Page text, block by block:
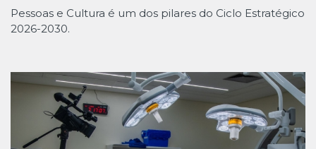
Pessoas e Cultura é um dos pilares do Ciclo Estratégico
2026-2030.